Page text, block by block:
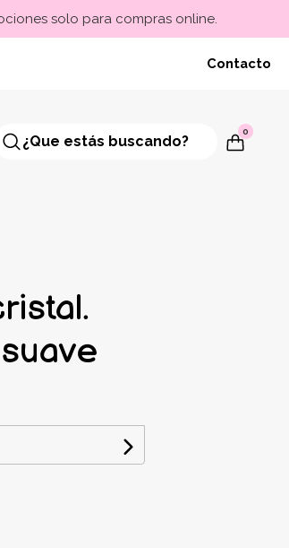
solo para compras online.
Contacto
0